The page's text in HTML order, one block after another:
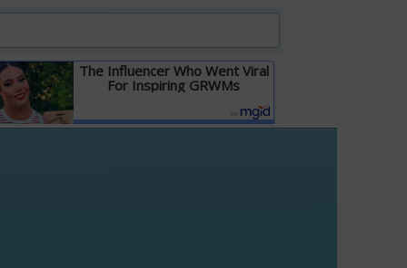
The Influencer Who Went Viral
For Inspiring GRWMs
Детальніше